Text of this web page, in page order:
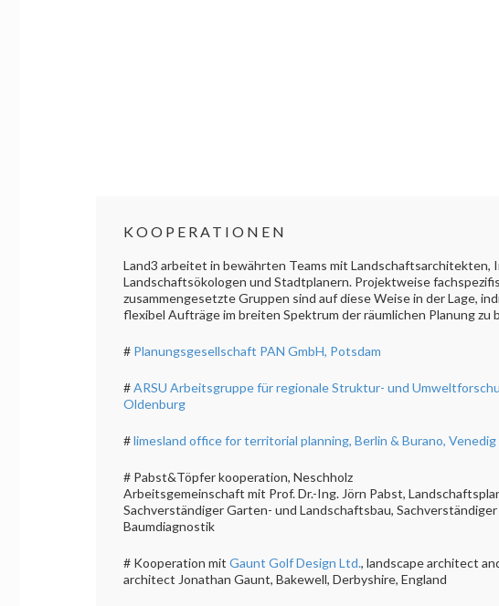
KOOPERATIONEN
Land3 arbeitet in bewährten Teams mit Landschaftsarchitekten,
Landschaftsökologen und Stadtplanern. Projektweise
zusammengesetzte Gruppen sind auf diese Weise in der Lage,
flexibel Aufträge im breiten Spektrum der räumlichen Planung zu
# Planungsgesellschaft PAN GmbH, Potsdam
#ARSU Arbeitsgruppe für regionale Struktur- und
Oldenburg
#limesland office for territorial planning, Berlin & Burano, Venedig
# Pabst&Töpfer kooperation, Neschholz
Arbeitsgemeinschaft mit Prof. Dr.-Ing. Jörn Pabst,
Sachverständiger Garten- und Landschaftsbau, Sachverständiger
Baumdiagnostik
# Kooperation mit Gaunt Golf Design Ltd., landscape architect
architect Jonathan Gaunt, Bakewell, Derbyshire, England